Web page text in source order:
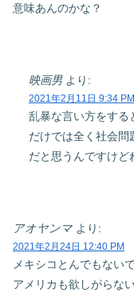
意味あんのかな？
映画男 より:
2021年2月11日 9:34 PM
乱暴な言い方をする
だけでは全く社会問
だと思うんですけど
アオヤンマ より:
2021年2月24日 12:40 PM
メキシコとんでもない
アメリカも欲しがらな